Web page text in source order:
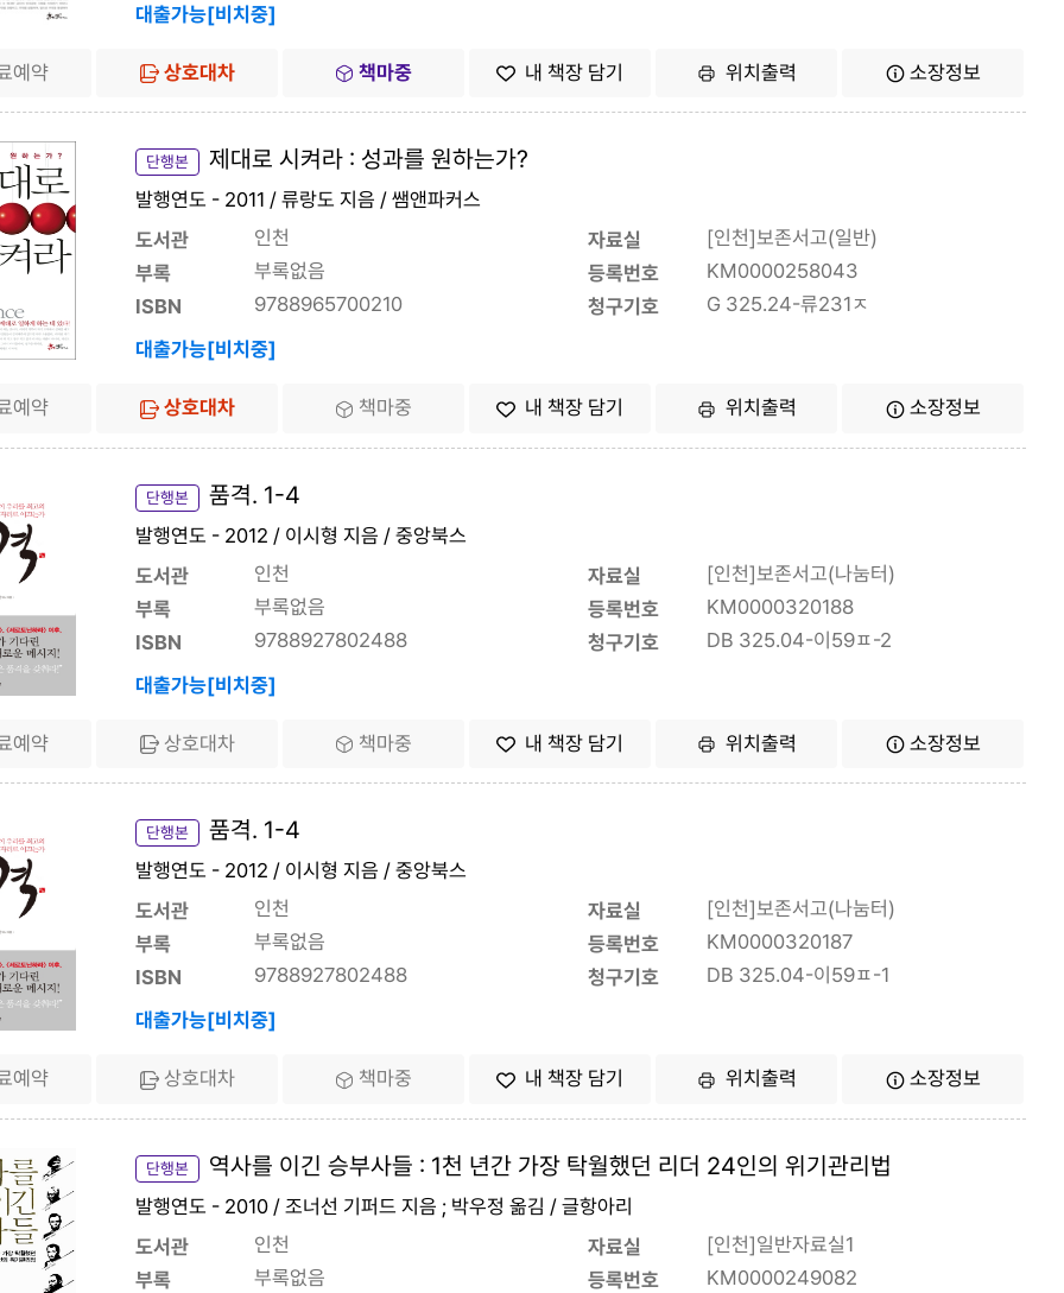
대출가능[비치중]
예약 상호대차 책마중 내 책장 담기 위치출력 소장정보
단행본 제대로 시켜라 : 성과를 원하는가?
발행연도 - 2011 / 류랑도 지음 / 쌤앤파커스
도서관
인천 자료실
[인천]보존서고(일반)
부록
부록없음 등록번호
KM0000258043
ISBN
9788965700210 청구기호
G 325.24-류231ㅈ
대출가능[비치중]
예약 상호대차 책마중 내 책장 담기 위치출력 소장정보
단행본 품격. 1-4
발행연도 - 2012 / 이시형 지음 / 중앙북스
도서관
인천 자료실
[인천]보존서고(나눔터)
부록
부록없음 등록번호
KM0000320188
ISBN
9788927802488 청구기호
DB 325.04-이59ㅍ-2
대출가능[비치중]
예약 상호대차 책마중 내 책장 담기 위치출력 소장정보
단행본 품격. 1-4
발행연도 - 2012 / 이시형 지음 / 중앙북스
도서관
인천 자료실
[인천]보존서고(나눔터)
부록
부록없음 등록번호
KM0000320187
ISBN
9788927802488 청구기호
DB 325.04-이59ㅍ-1
대출가능[비치중]
예약 상호대차 책마중 내 책장 담기 위치출력 소장정보
단행본 역사를 이긴 승부사들 : 1천 년간 가장 탁월했던 리더 24인의 위기관리법
발행연도 - 2010 / 조너선 기퍼드 지음 ; 박우정 옮김 / 글항아리
도서관
인천 자료실
[인천]일반자료실1
부록
부록없음 등록번호 KM0000249082